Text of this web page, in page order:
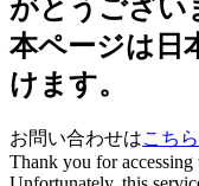
がとうござい
本ページは日
けます。
お問い合わせはこちら
Thank you for accessing